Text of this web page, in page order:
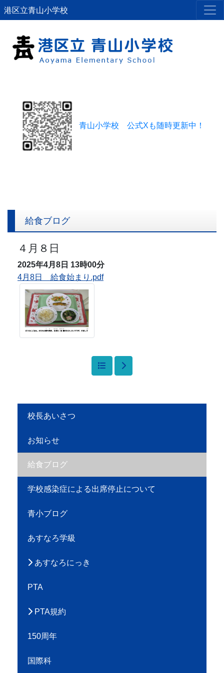
港区立青山小学校
青山小学校 公式Xも随時更新中！
校長あいさつ
お知らせ
給食ブログ
学校感染症による出席停止について
青小ブログ
あすなろ学級
あすなろにっき
PTA
PTA規約
150周年
国際科
給食ブログ
４月８日
2025年4月8日 13時00分
4月8日 給食始まり.pdf